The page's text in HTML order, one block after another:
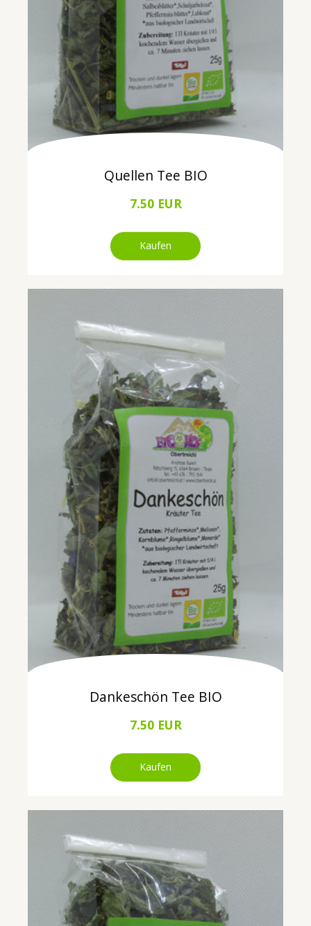
Quellen Tee BIO
7.50 EUR
Kaufen
Dankeschön Tee BIO
7.50 EUR
Kaufen